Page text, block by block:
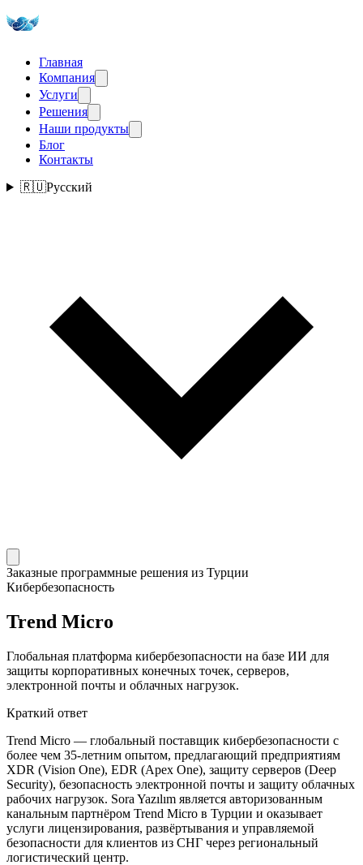
Главная
Компания
Услуги
Решения
Наши продукты
Блог
Контакты
🇷🇺Русский
Заказные программные решения из Турции
Кибербезопасность
Trend Micro
Глобальная платформа кибербезопасности на базе ИИ для
защиты корпоративных конечных точек, серверов,
электронной почты и облачных нагрузок.
Краткий ответ
Trend Micro — глобальный поставщик кибербезопасности с
более чем 35-летним опытом, предлагающий предприятиям
XDR (Vision One), EDR (Apex One), защиту серверов (Deep
Security), безопасность электронной почты и защиту облачных
рабочих нагрузок. Sora Yazılım является авторизованным
канальным партнёром Trend Micro в Турции и оказывает
услуги лицензирования, развёртывания и управляемой
безопасности для клиентов из СНГ через региональный
логистический центр.